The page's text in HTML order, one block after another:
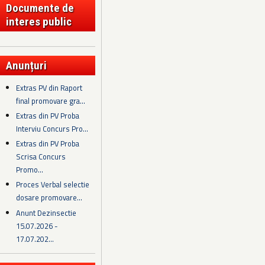
Documente de
interes public
Anunțuri
Extras PV din Raport
final promovare gra...
Extras din PV Proba
Interviu Concurs Pro...
Extras din PV Proba
Scrisa Concurs
Promo...
Proces Verbal selectie
dosare promovare...
Anunt Dezinsectie
15.07.2026 -
17.07.202...